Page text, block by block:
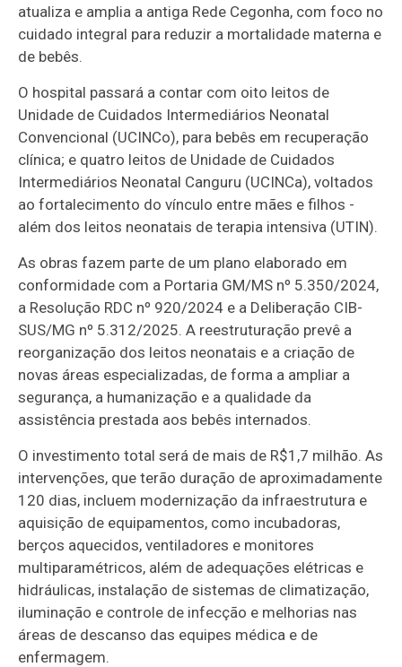
atualiza e amplia a antiga Rede Cegonha, com foco no
cuidado integral para reduzir a mortalidade materna e
de bebês.
O hospital passará a contar com oito leitos de
Unidade de Cuidados Intermediários Neonatal
Convencional (UCINCo), para bebês em recuperação
clínica; e quatro leitos de Unidade de Cuidados
Intermediários Neonatal Canguru (UCINCa), voltados
ao fortalecimento do vínculo entre mães e filhos -
além dos leitos neonatais de terapia intensiva (UTIN).
As obras fazem parte de um plano elaborado em
conformidade com a Portaria GM/MS nº 5.350/2024,
a Resolução RDC nº 920/2024 e a Deliberação CIB-
SUS/MG nº 5.312/2025. A reestruturação prevê a
reorganização dos leitos neonatais e a criação de
novas áreas especializadas, de forma a ampliar a
segurança, a humanização e a qualidade da
assistência prestada aos bebês internados.
O investimento total será de mais de R$1,7 milhão. As
intervenções, que terão duração de aproximadamente
120 dias, incluem modernização da infraestrutura e
aquisição de equipamentos, como incubadoras,
berços aquecidos, ventiladores e monitores
multiparamétricos, além de adequações elétricas e
hidráulicas, instalação de sistemas de climatização,
iluminação e controle de infecção e melhorias nas
áreas de descanso das equipes médica e de
enfermagem.